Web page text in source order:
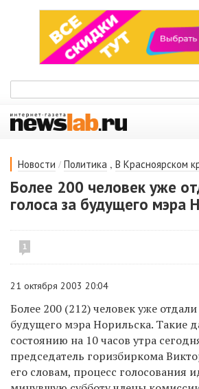
Новости / Политика , В Красноярском
Более 200 человек уже
голоса за будущего мэра
1
21 октября 2003 20:04
Более 200 (212) человек уже отдали
будущего мэра Норильска. Такие
состоянию на 10 часов утра
председатель горизбиркома
его словам, процесс голосования